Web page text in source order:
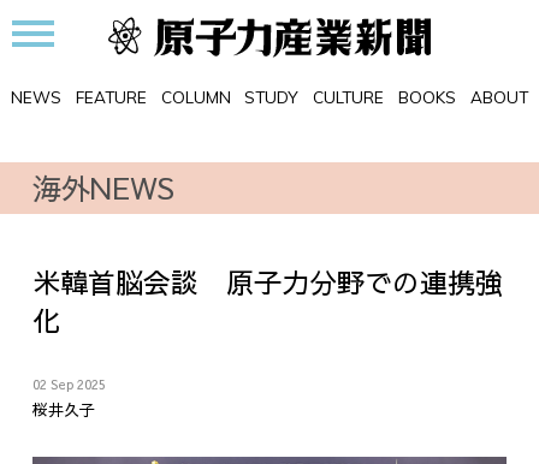
NEWS FEATURE COLUMN STUDY CULTURE BOOKS ABOUT
海外NEWS
米韓首脳会談 原子力分野での連携強
化
02 Sep 2025
桜井久子